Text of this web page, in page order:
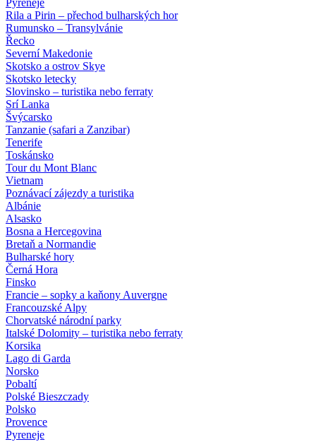
Pyreneje
Rila a Pirin – přechod bulharských hor
Rumunsko – Transylvánie
Řecko
Severní Makedonie
Skotsko a ostrov Skye
Skotsko letecky
Slovinsko – turistika nebo ferraty
Srí Lanka
Švýcarsko
Tanzanie (safari a Zanzibar)
Tenerife
Toskánsko
Tour du Mont Blanc
Vietnam
Poznávací zájezdy a turistika
Albánie
Alsasko
Bosna a Hercegovina
Bretaň a Normandie
Bulharské hory
Černá Hora
Finsko
Francie – sopky a kaňony Auvergne
Francouzské Alpy
Chorvatské národní parky
Italské Dolomity – turistika nebo ferraty
Korsika
Lago di Garda
Norsko
Pobaltí
Polské Bieszczady
Polsko
Provence
Pyreneje